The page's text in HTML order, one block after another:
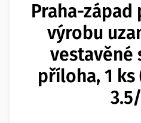
Praha-západ
výrobu
vestavěné
příloha, 1